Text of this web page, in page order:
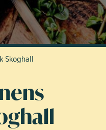
Skoghall